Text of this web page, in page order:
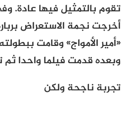
تقوم بالتمثيل فيها عادة.
أخرجت نجمة الاستعراض
«أمير الأمواج» وقامت
وبعده قدمت فيلما واحدا
تجربة ناجحة ولكن